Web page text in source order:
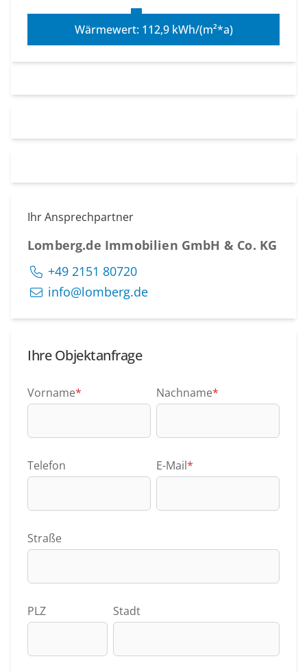
Wärmewert: 112,9 kWh/(m²*a)
Ihr Ansprechpartner
Lomberg.de Immobilien GmbH & Co. KG
+49 2151 80720
info@lomberg.de
Ihre Objektanfrage
Vorname* Nachname*
Telefon E-Mail*
Straße
PLZ Stadt